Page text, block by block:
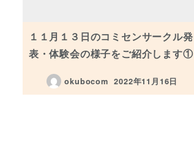
１１月１３日のコミセンサークル発
表・体験会の様子をご紹介します①
okubocom
投稿日
2022年11月16日